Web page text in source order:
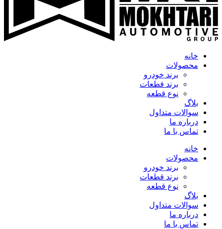
خانه
محصولات
برند خودرو
برند قطعات
نوع قطعه
بلاگ
سوالات متداول
درباره ما
تماس با ما
خانه
محصولات
برند خودرو
برند قطعات
نوع قطعه
بلاگ
سوالات متداول
درباره ما
تماس با ما